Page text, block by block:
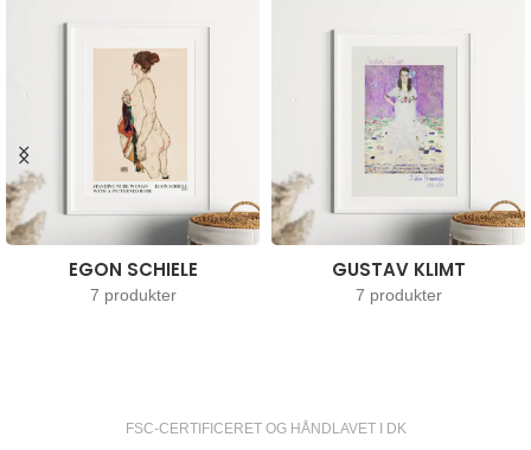
EGON SCHIELE
7 produkter
GUSTAV KLIMT
7 produkter
FSC-CERTIFICERET OG HÅNDLAVET I DK